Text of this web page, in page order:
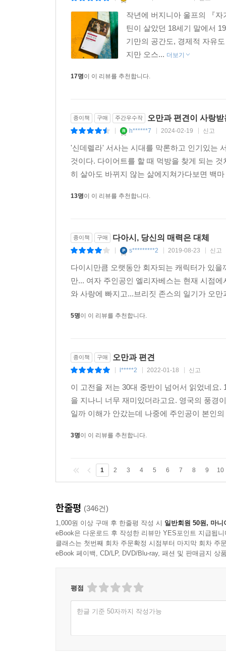
작년에 버지니아 울프의 『
틴이 살았던 18세기 말에서
기만의 공간도, 경제적 자유
지만 오스... 더보기
17명이 이 리뷰를 추천합니다.
종이책 구매 주간우수작 오만과 편견이 사랑
h******7 2024-02-19 신고
'신데렐라' 서사는 시대를 막론하고 인기있는
것이다. 다이어트를 할 때 먹방을 찾게 되는
히 살아도 바뀌지 않는 삶에지쳐가다보면 백
13명이 이 리뷰를 추천합니다.
종이책 구매 다아시, 당신의 매력은 대체
s*********2 2019-08-23 신고
다이시만큼 오랫동안 회자되는 캐릭터가 있
만... 여자 주인공인 엘리자베스는 현재 시점
와 사랑에 빠지고...브리짓 존스의 일기가 오
5명이 이 리뷰를 추천합니다.
종이책 구매 오만과 편견
l*****2 2022-01-18 신고
이 고전을 저는 30대 중반이 넘어서 읽었네요
을 지나니 너무 재미있더라고요. 영국의 풍경
일까 이해가 안갔는데 나중에 주인공이 본인
3명이 이 리뷰를 추천합니다.
1 2 3 4 5 6 7 8 9 10
한줄평 (346건)
1,000원 이상 구매 후 한줄평 작성 시 일반회원 50원, 마니
eBook은 다운로드 후 작성한 리뷰만 YES포인트 지급됩니
클래스는 첫번째 회차 주문확정 시점부터 마지막 회차 주
eBook 페이백, CD/LP, DVD/Blu-ray, 패션 및 판매금지 상
평점
한글 기준 50자까지 작성가능